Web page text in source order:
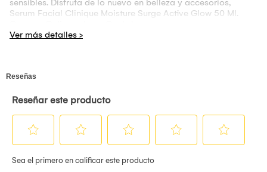
sensibles. Disfruta de lo nuevo en belleza y accesorios,
Serum Facial Clinique Moisture Surge Active Glow 50 Ml.